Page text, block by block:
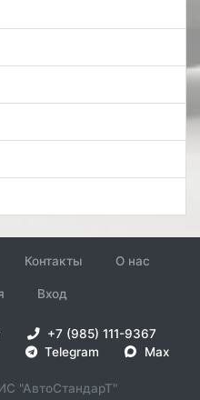
Контакты О нас
Вход
+7 (985) 111-9367
Telegram Max
"АвтоСтандарТ"